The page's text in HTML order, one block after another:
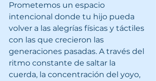
Prometemos un espacio
intencional donde tu hijo pueda
volver a las alegrías físicas y táctiles
con las que crecieron las
generaciones pasadas. A través del
ritmo constante de saltar la
cuerda, la concentración del yoyo,